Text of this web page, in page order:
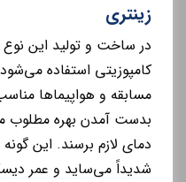
زینتری
در ساخت و تولید این نوع
کامپوزیتی استفاده می‌شود
مسابقه و هواپیما‌ها
بدست آمدن بهره مطلوب
دمای لازم برسند. این
شدیداً می‌ساید و عمر